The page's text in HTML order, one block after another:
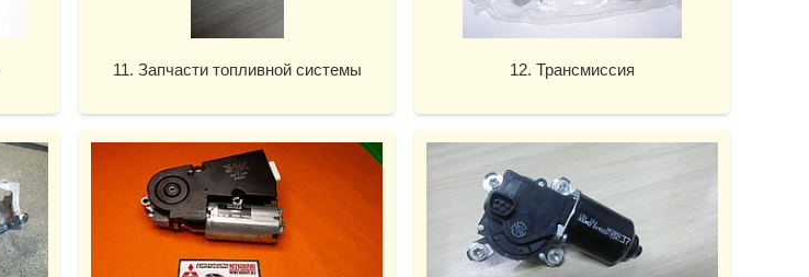
11. Запчасти топливной системы 12. Трансмиссия